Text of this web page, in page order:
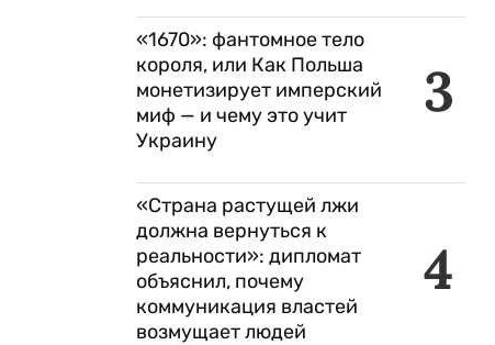
3
«1670»: фантомное тело
короля, или Как Польша
монетизирует имперский
миф — и чему это учит
Украину
4
«Страна растущей лжи
должна вернуться к
реальности»: дипломат
объяснил, почему
коммуникация властей
возмущает людей